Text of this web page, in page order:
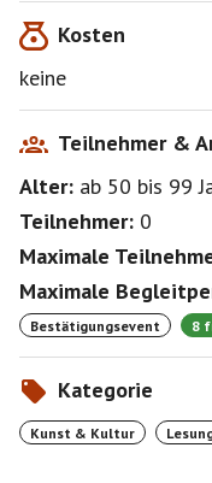
Kosten
keine
Teilnehmer &
Alter: ab 50 bis 99
Teilnehmer: 0
Maximale
Maximale
Bestätigungsevent 8
Kategorie
Kunst & Kultur